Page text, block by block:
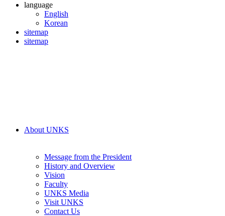
language
English
Korean
sitemap
sitemap
About UNKS
Message from the President
History and Overview
Vision
Faculty
UNKS Media
Visit UNKS
Contact Us